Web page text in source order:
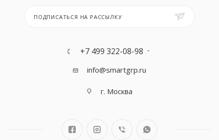
ПОДПИСАТЬСЯ НА РАССЫЛКУ
+7 499 322-08-98
info@smartgrp.ru
г. Москва